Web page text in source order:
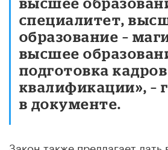
специалитет,
образование –
высшее
подготовка
квалификации», –
в документе.
Закон также предлагает